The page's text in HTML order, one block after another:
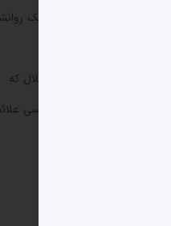
زندگی‌تان را مختل کرده از یک
بروز می‌کند. این اختلال که
در این مقاله به بررسی